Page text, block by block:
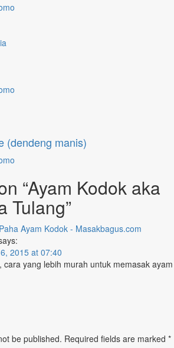
(dendeng manis)
“Ayam Kodok aka
Tulang”
Ayam Kodok - Masakbagus.com
2015 at 07:40
cara yang lebih murah untuk memasak ayam
be published. Required fields are marked *